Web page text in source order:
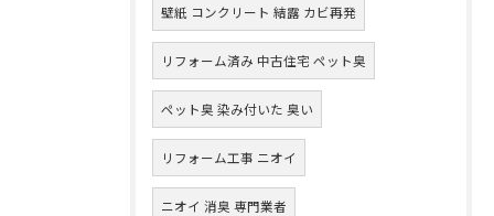
壁紙 コンクリート 結露 カビ再発
リフォーム済み 中古住宅 ペット臭
ペット臭 染み付いた 臭い
リフォーム工事 ニオイ
ニオイ 消臭 専門業者